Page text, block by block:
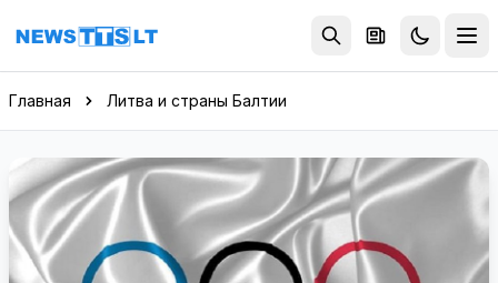
Перейти к содержимому
Главная Литва и страны Балтии